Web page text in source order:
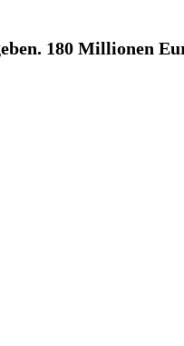
180 Millionen